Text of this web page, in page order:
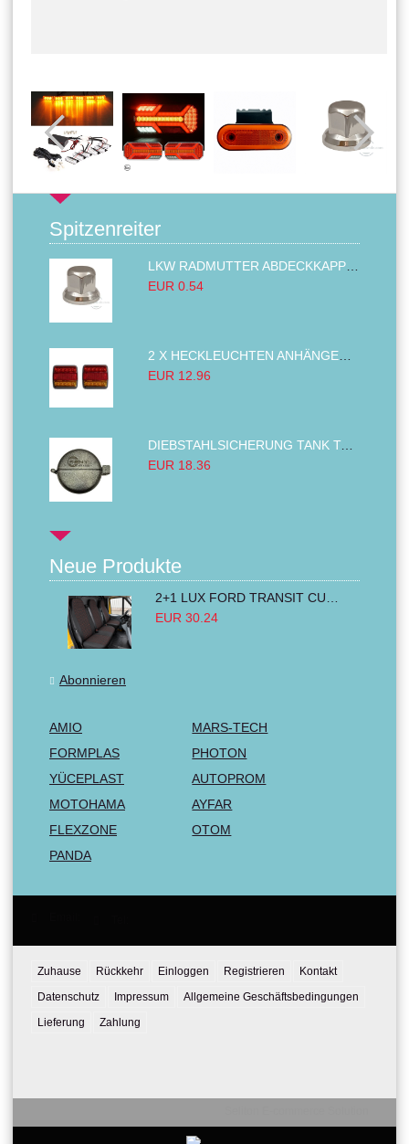
Spitzenreiter
EUR 0.54
EUR 12.96
DIEBSTAHLSICHERUNG TANK TANKDECKEL DIESELTANK KRAFTSTOFFTANKDECKEL VERRIEGELUNG PASSEND FÜR LKW PKW TRAKTOREN BAGGER 80MM
EUR 18.36
Neue Produkte
EUR 30.24
Abonnieren
AMIO
MARS-TECH
FORMPLAS
PHOTON
YÜCEPLAST
AUTOPROM
MOTOHAMA
AYFAR
FLEXZONE
OTOM
PANDA
Zuhause Rückkehr Einloggen Registrieren
Kontakt
Datenschutz
Impressum
Allgemeine Geschäftsbedingungen
Lieferung
Zahlung